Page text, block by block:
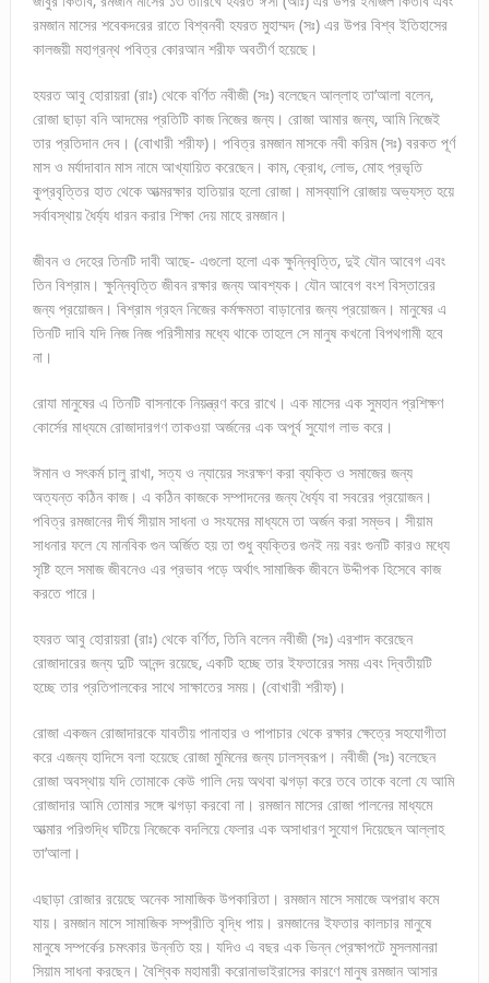
রমজান মাসের শবেকদরের রাতে বিশ্বনবী হযরত মুহাম্মদ (সঃ) এর উপর বিশ্ব ইতিহাসের
কালজয়ী মহাগ্রন্থ পবিত্র কোরআন শরীফ অবতীর্ণ হয়েছে।
হযরত আবু হোরায়রা (রাঃ) থেকে বর্ণিত নবীজী (সঃ) বলেছেন আল্লাহ তা’আলা বলেন,
রোজা ছাড়া বনি আদমের প্রতিটি কাজ নিজের জন্য। রোজা আমার জন্য, আমি নিজেই
তার প্রতিদান দেব। (বোখারী শরীফ)। পবিত্র রমজান মাসকে নবী করিম (সঃ) বরকত পূর্ণ
মাস ও মর্যাদাবান মাস নামে আখ্যায়িত করেছেন। কাম, ক্রোধ, লোভ, মোহ প্রভৃতি
কুপ্রবৃত্তির হাত থেকে আত্মরক্ষার হাতিয়ার হলো রোজা। মাসব্যাপি রোজায় অভ্যস্ত হয়ে
সর্বাবস্থায় ধৈর্য্য ধারন করার শিক্ষা দেয় মাহে রমজান।
জীবন ও দেহের তিনটি দাবী আছে- এগুলো হলো এক ক্ষুন্নিবৃত্তি, দুই যৌন আবেগ এবং
তিন বিশ্রাম। ক্ষুন্নিবৃত্তি জীবন রক্ষার জন্য আবশ্যক। যৌন আবেগ বংশ বিস্তারের
জন্য প্রয়োজন। বিশ্রাম গ্রহন নিজের কর্মক্ষমতা বাড়ানোর জন্য প্রয়োজন। মানুষের এ
তিনটি দাবি যদি নিজ নিজ পরিসীমার মধ্যে থাকে তাহলে সে মানুষ কখনো বিপথগামী হবে
না।
রোযা মানুষের এ তিনটি বাসনাকে নিয়ন্ত্রণ করে রাখে। এক মাসের এক সুমহান প্রশিক্ষণ
কোর্সের মাধ্যমে রোজাদারগণ তাকওয়া অর্জনের এক অপূর্ব সুযোগ লাভ করে।
ঈমান ও সৎকর্ম চালু রাখা, সত্য ও ন্যায়ের সংরক্ষণ করা ব্যক্তি ও সমাজের জন্য
অত্যন্ত কঠিন কাজ। এ কঠিন কাজকে সম্পাদনের জন্য ধৈর্য্য বা সবরের প্রয়োজন।
পবিত্র রমজানের দীর্ঘ সীয়াম সাধনা ও সংযমের মাধ্যমে তা অর্জন করা সম্ভব। সীয়াম
সাধনার ফলে যে মানবিক গুন অর্জিত হয় তা শুধু ব্যক্তির গুনই নয় বরং গুনটি কারও মধ্যে
সৃষ্টি হলে সমাজ জীবনেও এর প্রভাব পড়ে অর্থাৎ সামাজিক জীবনে উদ্দীপক হিসেবে কাজ
করতে পারে।
হযরত আবু হোরায়রা (রাঃ) থেকে বর্ণিত, তিনি বলেন নবীজী (সঃ) এরশাদ করেছেন
রোজাদারের জন্য দুটি আনন্দ রয়েছে, একটি হচ্ছে তার ইফতারের সময় এবং দ্বিতীয়টি
হচ্ছে তার প্রতিপালকের সাথে সাক্ষাতের সময়। (বোখারী শরীফ)।
রোজা একজন রোজাদারকে যাবতীয় পানাহার ও পাপাচার থেকে রক্ষার ক্ষেত্রে সহযোগীতা
করে এজন্য হাদিসে বলা হয়েছে রোজা মুমিনের জন্য ঢালস্বরূপ। নবীজী (সঃ) বলেছেন
রোজা অবস্থায় যদি তোমাকে কেউ গালি দেয় অথবা ঝগড়া করে তবে তাকে বলো যে আমি
রোজাদার আমি তোমার সঙ্গে ঝগড়া করবো না। রমজান মাসের রোজা পালনের মাধ্যমে
আত্মার পরিশুদ্ধি ঘটিয়ে নিজেকে বদলিয়ে ফেলার এক অসাধারণ সুযোগ দিয়েছেন আল্লাহ
তা’আলা।
এছাড়া রোজার রয়েছে অনেক সামাজিক উপকারিতা। রমজান মাসে সমাজে অপরাধ কমে
যায়। রমজান মাসে সামাজিক সম্প্রীতি বৃদ্ধি পায়। রমজানের ইফতার কালচার মানুষে
মানুষে সম্পর্কের চমৎকার উন্নতি হয়। যদিও এ বছর এক ভিন্ন প্রেক্ষাপটে মুসলমানরা
সিয়াম সাধনা করছেন। বৈশ্বিক মহামারী করোনাভাইরাসের কারণে মানুষ রমজান আসার